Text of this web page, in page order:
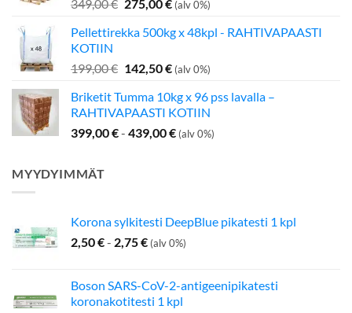
349,00€
oli:
275,00€
on:
(alv 0%)
Pellettirekka 500kg x 48kpl - RAHTIVAPAASTI
KOTIIN
199,00€ Alkuperäinen
oli:
199,00 €.
142,50€Nykyinen
on:
142,50 €.
(alv 0%)
Briketit Tumma 10kg x 96 pss lavalla –
RAHTIVAPAASTI KOTIIN
399,00€- 439,00€ (alv 0%)
MYYDYIMMÄT
Korona sylkitesti DeepBlue pikatesti 1 kpl
2,50€- 2,75€ (alv 0%)
Boson SARS-CoV-2-antigeenipikatesti
koronakotitesti 1 kpl